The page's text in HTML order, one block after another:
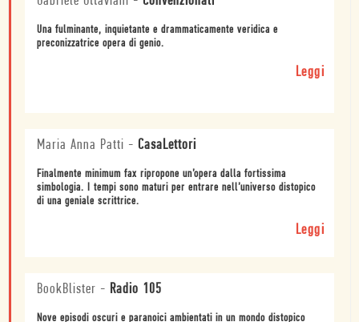
Una fulminante, inquietante e drammaticamente veridica e
preconizzatrice opera di genio.
Leggi
Maria Anna Patti - CasaLettori
Finalmente minimum fax ripropone un’opera dalla fortissima
simbologia. I tempi sono maturi per entrare nell’universo distopico
di una geniale scrittrice.
Leggi
BookBlister - Radio 105
Nove episodi oscuri e paranoici ambientati in un mondo distopico